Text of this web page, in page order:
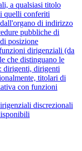
a qualsiasi titolo
quelli conferiti
di indirizzo
pubbliche di
posizione
dirigenziali (da
che distinguano le
dirigenti, dirigenti
titolari di
con funzioni
discrezionali